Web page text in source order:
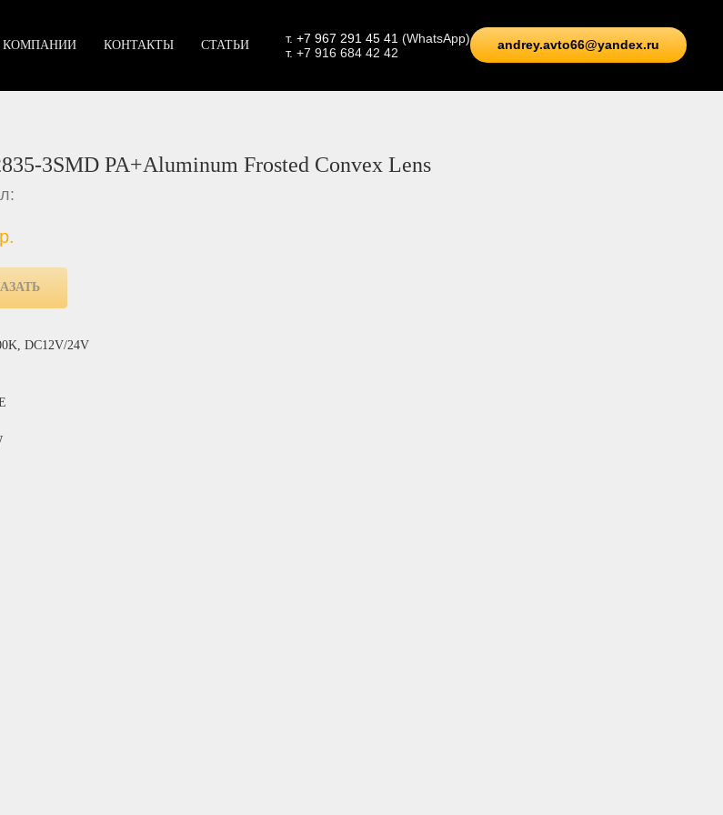
КОМПАНИИ КОНТАКТЫ СТАТЬИ т. +7 967 291 45 41 (WhatsApp)
т. +7 916 684 42 42
andrey.avto66@yandex.ru
3SMD PA+Aluminum Frosted Convex Lens
р.
DC12V/24V